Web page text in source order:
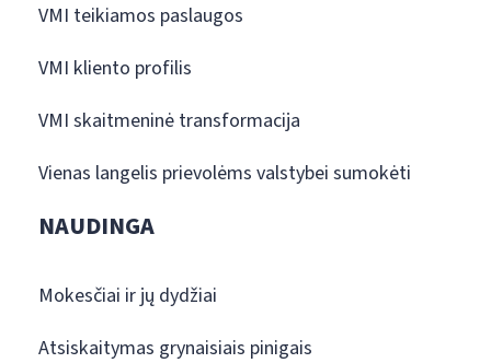
VMI teikiamos paslaugos
VMI kliento profilis
VMI skaitmeninė transformacija
Vienas langelis prievolėms valstybei sumokėti
NAUDINGA
Mokesčiai ir jų dydžiai
Atsiskaitymas grynaisiais pinigais